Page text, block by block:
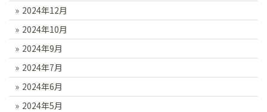
2024年12月
2024年10月
2024年9月
2024年7月
2024年6月
2024年5月